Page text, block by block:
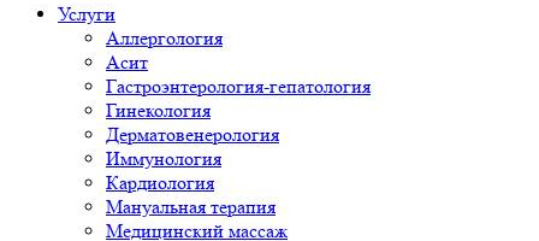
Услуги
Аллергология
Асит
Гастроэнтерология-гепатология
Гинекология
Дерматовенерология
Иммунология
Кардиология
Мануальная терапия
Медицинский массаж